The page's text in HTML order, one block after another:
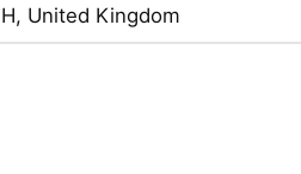
United Kingdom